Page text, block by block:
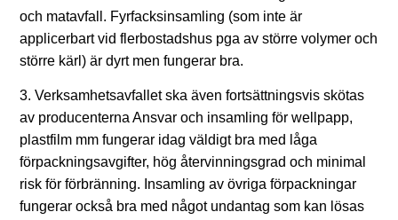
och matavfall. Fyrfacksinsamling (som inte är
applicerbart vid flerbostadshus pga av större volymer och
större kärl) är dyrt men fungerar bra.
3. Verksamhetsavfallet ska även fortsättningsvis skötas
av producenterna Ansvar och insamling för wellpapp,
plastfilm mm fungerar idag väldigt bra med låga
förpackningsavgifter, hög återvinningsgrad och minimal
risk för förbränning. Insamling av övriga förpackningar
fungerar också bra med något undantag som kan lösas